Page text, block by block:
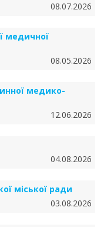
08.07.2026
медичної
08.05.2026
медико-
12.06.2026
04.08.2026
міської ради
03.08.2026